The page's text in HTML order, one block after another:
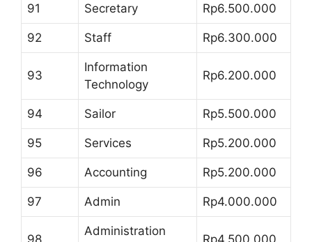
91 Secretary Rp6.500.000
92 Staff Rp6.300.000
93
Information
Technology
Rp6.200.000
94 Sailor Rp5.500.000
95 Services Rp5.200.000
96 Accounting Rp5.200.000
97 Admin Rp4.000.000
98
Administration
Rp4.500.000